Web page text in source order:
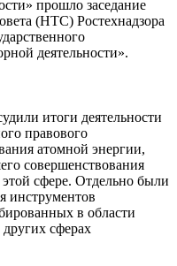
прошло заседание
(НТС) Ростехнадзора
деятельности».
итоги деятельности
правового
атомной энергии,
совершенствования
этой сфере. Отдельно были
инструментов
в области
сферах